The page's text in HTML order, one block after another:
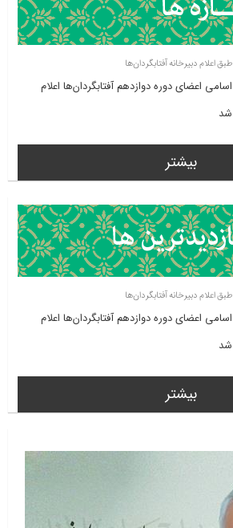
طبق اعلام دبیرخانه آفتابگردان‌ها
اسامی اعضای دوره دوازدهم آفتابگردان‌ها اعلام
شد
بیشتر
طبق اعلام دبیرخانه آفتابگردان‌ها
اسامی اعضای دوره دوازدهم آفتابگردان‌ها اعلام
شد
بیشتر